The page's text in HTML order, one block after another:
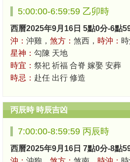
5:00:00-6:59:59 乙卯時
西曆2025年9月16日 5點0分-6點
沖： 沖雞， 煞方： 煞西， 時沖：
星神： 勾陳 天地
時宜： 祭祀 祈福 合脊 嫁娶 安葬
時忌： 赴任 出行 修造
丙辰時 時辰吉凶
7:00:00-8:59:59 丙辰時
西曆2025年9月16日 7點0分-8點